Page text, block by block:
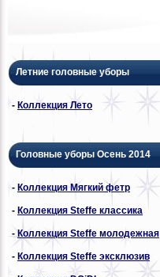
Летние головные уборы
- Коллекция Лето
Головные уборы Осень 2014
- Коллекция Мягкий фетр
- Коллекция Steffe классика
-Коллекция Steffe молодежная
- Коллекция Steffe эксклюзив